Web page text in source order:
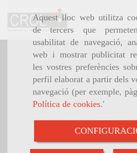
Aquest lloc web utilitza
de tercers que
usabilitat de navegació,
web i mostrar publicitat
les vostres preferències
perfil elaborat a partir dels
navegació (per exemple,
Política de cookies.'